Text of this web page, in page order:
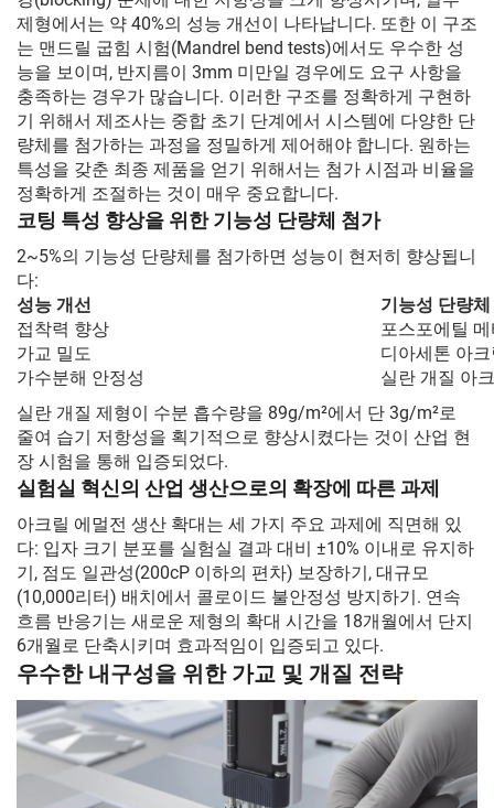
제형에서는 약 40%의 성능 개선이 나타납니다. 또한 이 구조
는 맨드릴 굽힘 시험(Mandrel bend tests)에서도 우수한 성
능을 보이며, 반지름이 3mm 미만일 경우에도 요구 사항을
충족하는 경우가 많습니다. 이러한 구조를 정확하게 구현하
기 위해서 제조사는 중합 초기 단계에서 시스템에 다양한 단
량체를 첨가하는 과정을 정밀하게 제어해야 합니다. 원하는
특성을 갖춘 최종 제품을 얻기 위해서는 첨가 시점과 비율을
정확하게 조절하는 것이 매우 중요합니다.
코팅 특성 향상을 위한 기능성 단량체 첨가
2~5%의 기능성 단량체를 첨가하면 성능이 현저히 향상됩니
다:
성능 개선
기능성 단량체
접착력 향상
포스포에틸
가교 밀도
디아세톤 아
가수분해 안정성
실란 개질 아
실란 개질 제형이 수분 흡수량을 89g/m²에서 단 3g/m²로
줄여 습기 저항성을 획기적으로 향상시켰다는 것이 산업 현
장 시험을 통해 입증되었다.
실험실 혁신의 산업 생산으로의 확장에 따른 과제
아크릴 에멀전 생산 확대는 세 가지 주요 과제에 직면해 있
다: 입자 크기 분포를 실험실 결과 대비 ±10% 이내로 유지하
기, 점도 일관성(200cP 이하의 편차) 보장하기, 대규모
(10,000리터) 배치에서 콜로이드 불안정성 방지하기. 연속
흐름 반응기는 새로운 제형의 확대 시간을 18개월에서 단지
6개월로 단축시키며 효과적임이 입증되고 있다.
우수한 내구성을 위한 가교 및 개질 전략